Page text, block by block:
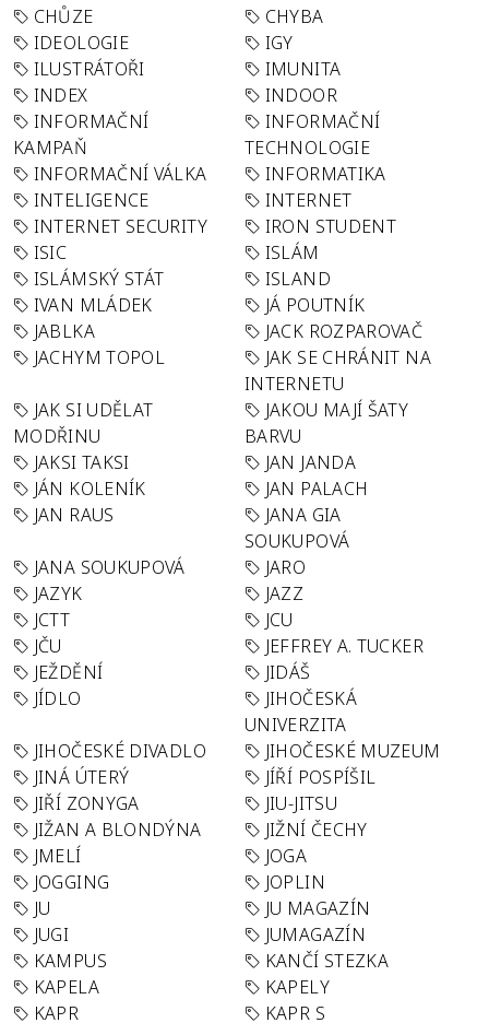
CHŮZE
CHYBA
IDEOLOGIE
IGY
ILUSTRÁTOŘI
IMUNITA
INDEX
INDOOR
INFORMAČNÍ
KAMPAŇ
INFORMAČNÍ
TECHNOLOGIE
INFORMAČNÍ VÁLKA
INFORMATIKA
INTELIGENCE
INTERNET
INTERNET SECURITY
IRON STUDENT
ISIC
ISLÁM
ISLÁMSKÝ STÁT
ISLAND
IVAN MLÁDEK
JÁ POUTNÍK
JABLKA
JACK ROZPAROVAČ
JACHYM TOPOL
JAK SE CHRÁNIT NA
INTERNETU
JAK SI UDĚLAT
MODŘINU
JAKOU MAJÍ ŠATY
BARVU
JAKSI TAKSI
JAN JANDA
JÁN KOLENÍK
JAN PALACH
JAN RAUS
JANA GIA
SOUKUPOVÁ
JANA SOUKUPOVÁ
JARO
JAZYK
JAZZ
JCTT
JCU
JČU
JEFFREY A. TUCKER
JEŽDĚNÍ
JIDÁŠ
JÍDLO
JIHOČESKÁ
UNIVERZITA
JIHOČESKÉ DIVADLO
JIHOČESKÉ MUZEUM
JINÁ ÚTERÝ
JÍŘÍ POSPÍŠIL
JIŘÍ ZONYGA
JIU-JITSU
JIŽAN A BLONDÝNA
JIŽNÍ ČECHY
JMELÍ
JOGA
JOGGING
JOPLIN
JU
JU MAGAZÍN
JUGI
JUMAGAZÍN
KAMPUS
KANČÍ STEZKA
KAPELA
KAPELY
KAPR
KAPR S